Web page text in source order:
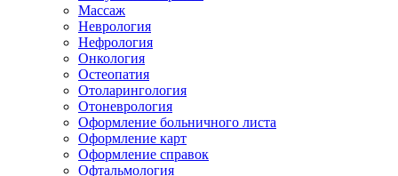
Массаж
Неврология
Нефрология
Онкология
Остеопатия
Отоларингология
Отоневрология
Оформление больничного листа
Оформление карт
Оформление справок
Офтальмология